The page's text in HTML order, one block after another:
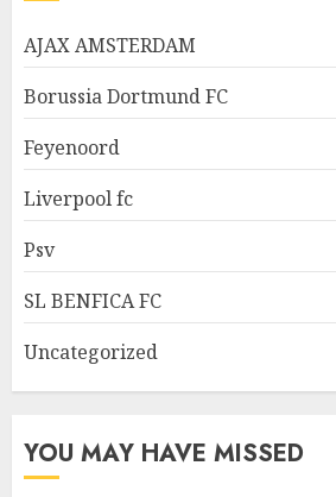
AJAX AMSTERDAM
Borussia Dortmund FC
Feyenoord
Liverpool fc
Psv
SL BENFICA FC
Uncategorized
YOU MAY HAVE MISSED